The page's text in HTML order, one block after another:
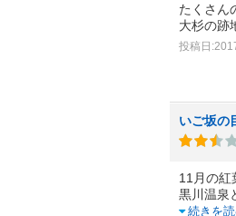
たくさん
大杉の跡
投稿日
いご坂の
11月の紅
黒川温泉
続きを